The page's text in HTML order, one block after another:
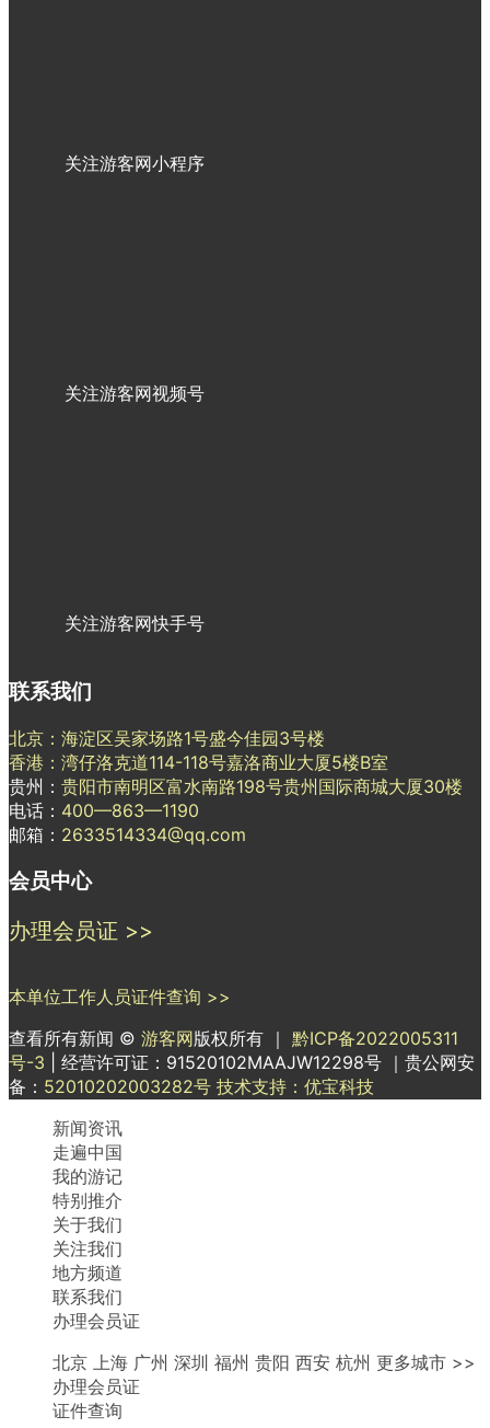
关注游客网小程序
关注游客网视频号
关注游客网快手号
联系我们
北京：海淀区吴家场路1号盛今佳园3号楼
香港：湾仔洛克道114-118号嘉洛商业大厦5楼B室
贵州： 贵阳市南明区富水南路198号贵州国际商城大厦30楼
电话： 400—863—1190
邮箱： 2633514334@qq.com
会员中心
办理会员证 >>
本单位工作人员证件查询 >>
查看所有新闻 © 游客网版权所有 ｜ 黔ICP备2022005311
号-3
| 经营许可证：91520102MAAJW12298号 ｜贵公网安
备： 52010202003282号 技术支持：优宝科技
新闻资讯
走遍中国
我的游记
特别推介
关于我们
关注我们
地方频道
联系我们
办理会员证
北京 上海 广州 深圳 福州 贵阳 西安 杭州 更多城市 >>
办理会员证
证件查询